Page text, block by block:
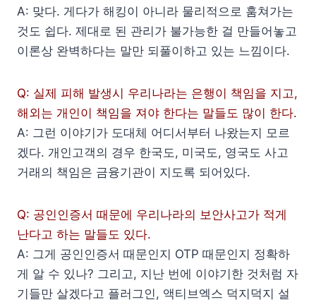
A: 맞다. 게다가 해킹이 아니라 물리적으로 훔쳐가는
것도 쉽다. 제대로 된 관리가 불가능한 걸 만들어놓고
이론상 완벽하다는 말만 되풀이하고 있는 느낌이다.
Q: 실제 피해 발생시 우리나라는 은행이 책임을 지고,
해외는 개인이 책임을 져야 한다는 말들도 많이 한다.
A: 그런 이야기가 도대체 어디서부터 나왔는지 모르
겠다. 개인고객의 경우 한국도, 미국도, 영국도 사고
거래의 책임은 금융기관이 지도록 되어있다.
Q: 공인인증서 때문에 우리나라의 보안사고가 적게
난다고 하는 말들도 있다.
A: 그게 공인인증서 때문인지 OTP 때문인지 정확하
게 알 수 있나? 그리고, 지난 번에 이야기한 것처럼 자
기들만 살겠다고 플러그인, 액티브엑스 덕지덕지 설